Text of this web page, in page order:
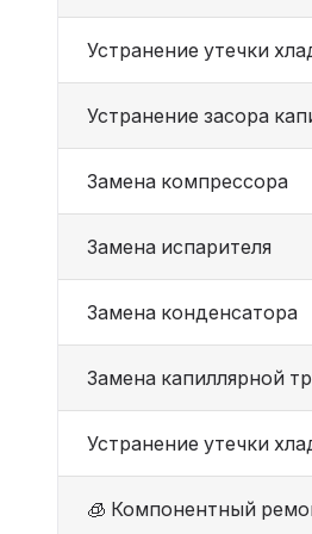
Устранение утечки
Устранение засора
Замена компрессора
Замена испарителя
Замена конденсатора
Замена капиллярной
Устранение утечки
🧊 Компонентный